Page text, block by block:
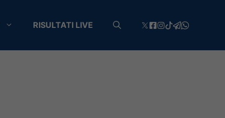
RISULTATI LIVE